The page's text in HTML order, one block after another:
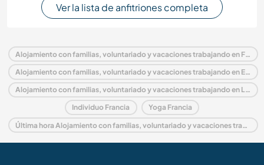
Ver la lista de anfitriones completa
Alojamiento con familias, voluntariado y vacaciones trabajando en Francia
Alojamiento con familias, voluntariado y vacaciones trabajando en Europa
Alojamiento con familias, voluntariado y vacaciones trabajando en Languedoc-Rosellón
Individuo Francia Yoga Francia
Última hora Alojamiento con familias, voluntariado y vacaciones trabajando en Francia